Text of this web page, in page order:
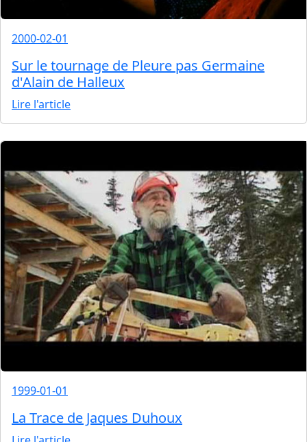
2000-02-01
Sur le tournage de Pleure pas Germaine
d'Alain de Halleux
Lire l'article
1999-01-01
La Trace de Jaques Duhoux